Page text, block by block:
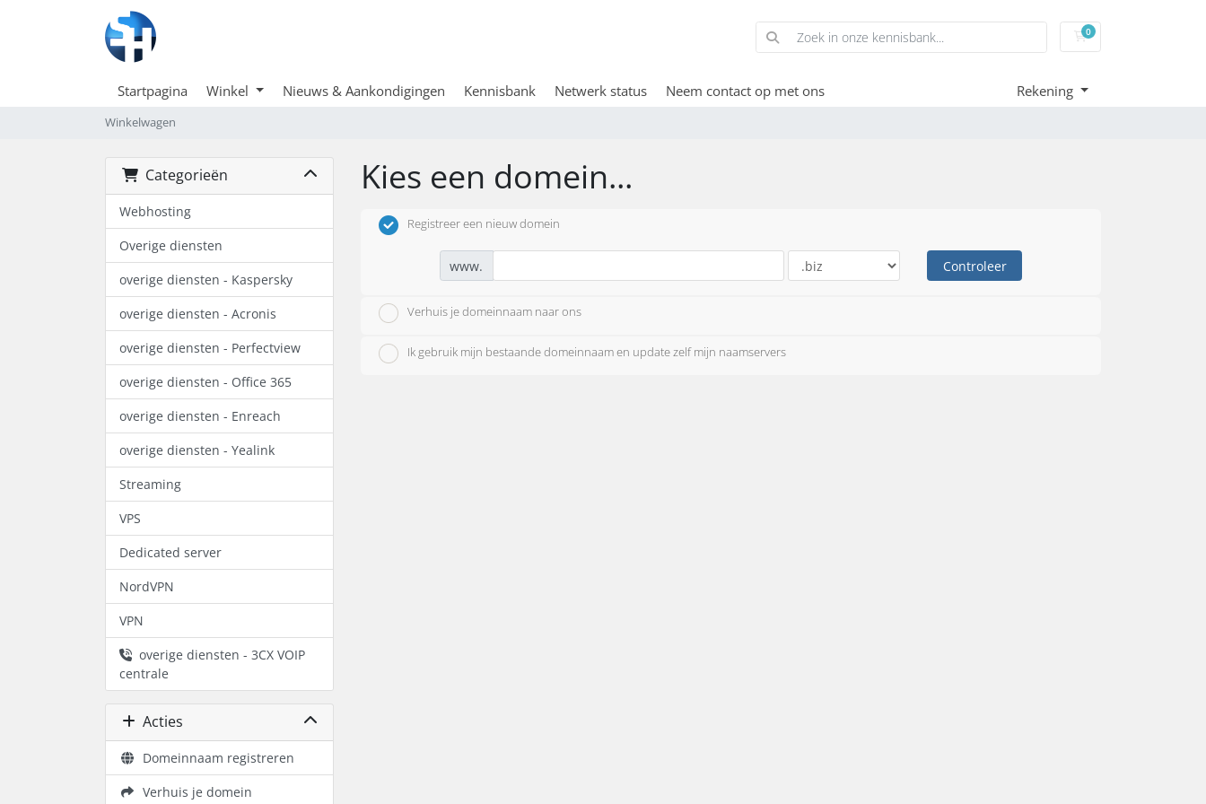
0Winkelwagen
Startpagina Winkel Nieuws & Aankondigingen Kennisbank Netwerk status Neem contact op met ons Rekening
Winkelwagen
Categorieën
Webhosting
Overige diensten
overige diensten - Kaspersky
overige diensten - Acronis
overige diensten - Perfectview
overige diensten - Office 365
overige diensten - Enreach
overige diensten - Yealink
Streaming
VPS
Dedicated server
NordVPN
VPN
overige diensten - 3CX VOIP
centrale
Acties
Domeinnaam registreren
Verhuis je domein
Kies een domein...
Registreer een nieuw domein
www. Controleer
Verhuis je domeinnaam naar ons
Ik gebruik mijn bestaande domeinnaam en update zelf mijn naamservers